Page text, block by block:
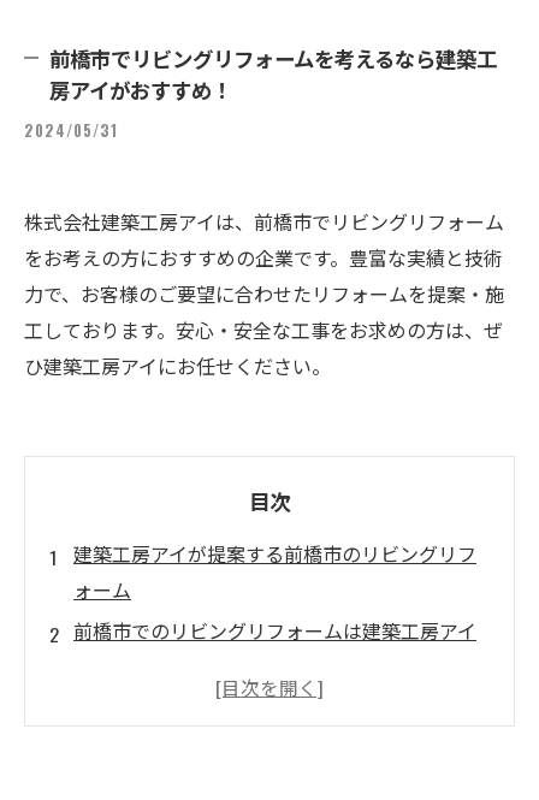
前橋市でリビングリフォームを考えるなら建築工
房アイがおすすめ！
2024/05/31
株式会社建築工房アイは、前橋市でリビングリフォーム
をお考えの方におすすめの企業です。豊富な実績と技術
力で、お客様のご要望に合わせたリフォームを提案・施
工しております。安心・安全な工事をお求めの方は、ぜ
ひ建築工房アイにお任せください。
目次
建築工房アイが提案する前橋市のリビングリフ
ォーム
前橋市でのリビングリフォームは建築工房アイ
建築工房アイのリビングリフォームで暮らしの